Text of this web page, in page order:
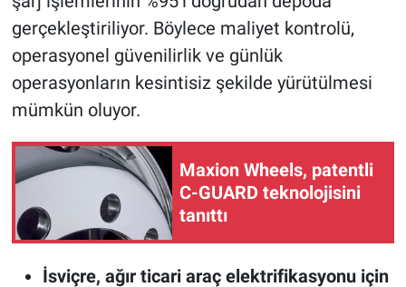
gerçekleştiriliyor. Böylece maliyet kontrolü,
operasyonel güvenilirlik ve günlük
operasyonların kesintisiz şekilde yürütülmesi
mümkün oluyor.
Maxion Wheels, patentli
C-GUARD teknolojisini
tanıttı
İsviçre, ağır ticari araç elektrifikasyonu için